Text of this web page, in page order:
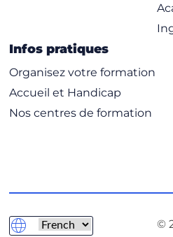
Infos pratiques
Organisez votre formation
Accueil et Handicap
Nos centres de formation
©